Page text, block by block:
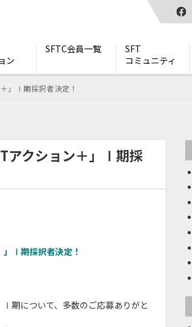
ン
SFTC会員一覧
SFT
コミュニティ
」Ⅰ期採択者決定！
アクション＋」Ⅰ期採
Ⅰ期採択者決定！
期について、多数のご応募ありがと